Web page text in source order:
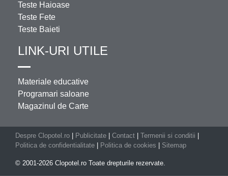
Teste Haioase
Teste Fete
Teste Baieti
LINK-URI UTILE
Materiale educative
Programari saloane
Magazinul de Carte
Despre Clopotel.ro Publicitate Contact Termenii si conditii
Politica de confidentialitate
Politica de cookies Sitemap
© 2001-2026 Clopotel.ro Toate drepturile rezervate.